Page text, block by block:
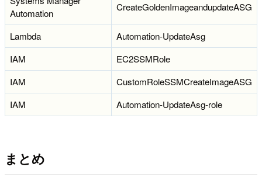
Automation
CreateGoldenImageandupdateASG
Lambda
Automation-UpdateAsg
IAM
EC2SSMRole
IAM
CustomRoleSSMCreateImageASG
IAM
Automation-UpdateAsg-role
まとめ